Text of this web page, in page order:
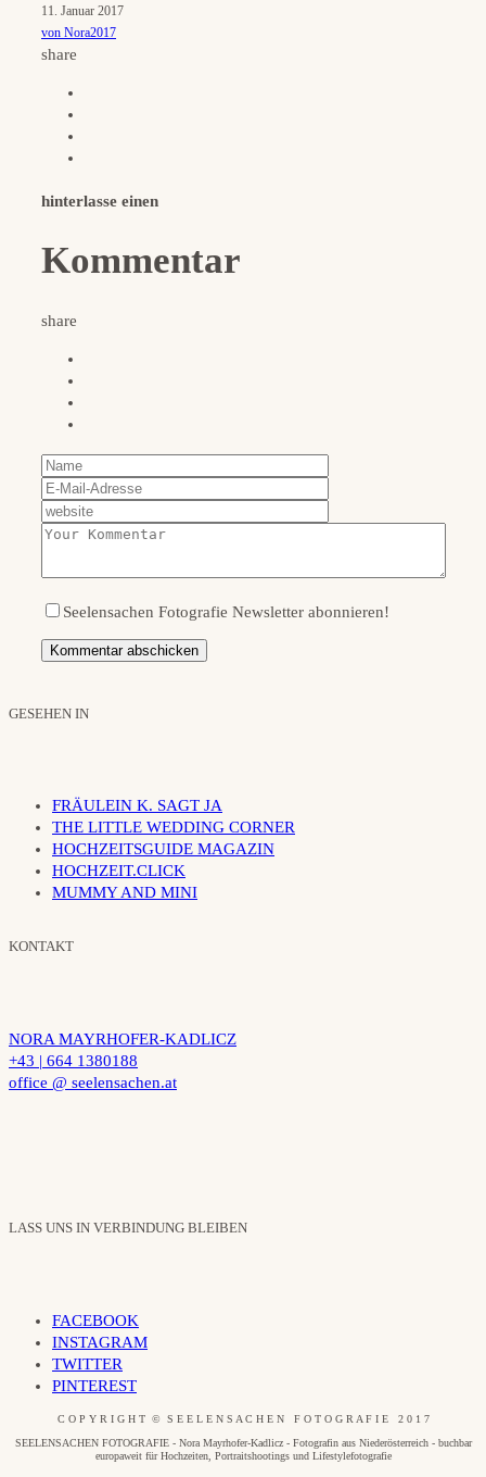
11. Januar 2017
von Nora2017
share
hinterlasse einen
Kommentar
share
Seelensachen Fotografie Newsletter abonnieren!
GESEHEN IN
FRÄULEIN K. SAGT JA
THE LITTLE WEDDING CORNER
HOCHZEITSGUIDE MAGAZIN
HOCHZEIT.CLICK
MUMMY AND MINI
KONTAKT
NORA MAYRHOFER-KADLICZ
+43 | 664 1380188
office @ seelensachen.at
LASS UNS IN VERBINDUNG BLEIBEN
FACEBOOK
INSTAGRAM
TWITTER
PINTEREST
C O P Y R I G H T © S E E L E N S A C H E N F O T O G R A F I E 2 0 1 7
SEELENSACHEN FOTOGRAFIE - Nora Mayrhofer-Kadlicz - Fotografin aus Niederösterreich - buchbar
europaweit für Hochzeiten, Portraitshootings und Lifestylefotografie